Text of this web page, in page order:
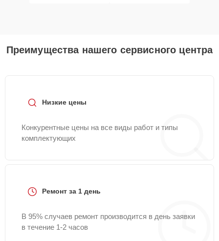
Преимущества нашего сервисного центра
Низкие цены
Конкурентные цены на все виды работ и типы
комплектующих
Ремонт за 1 день
В 95% случаев ремонт производится в день заявки
в течение 1-2 часов